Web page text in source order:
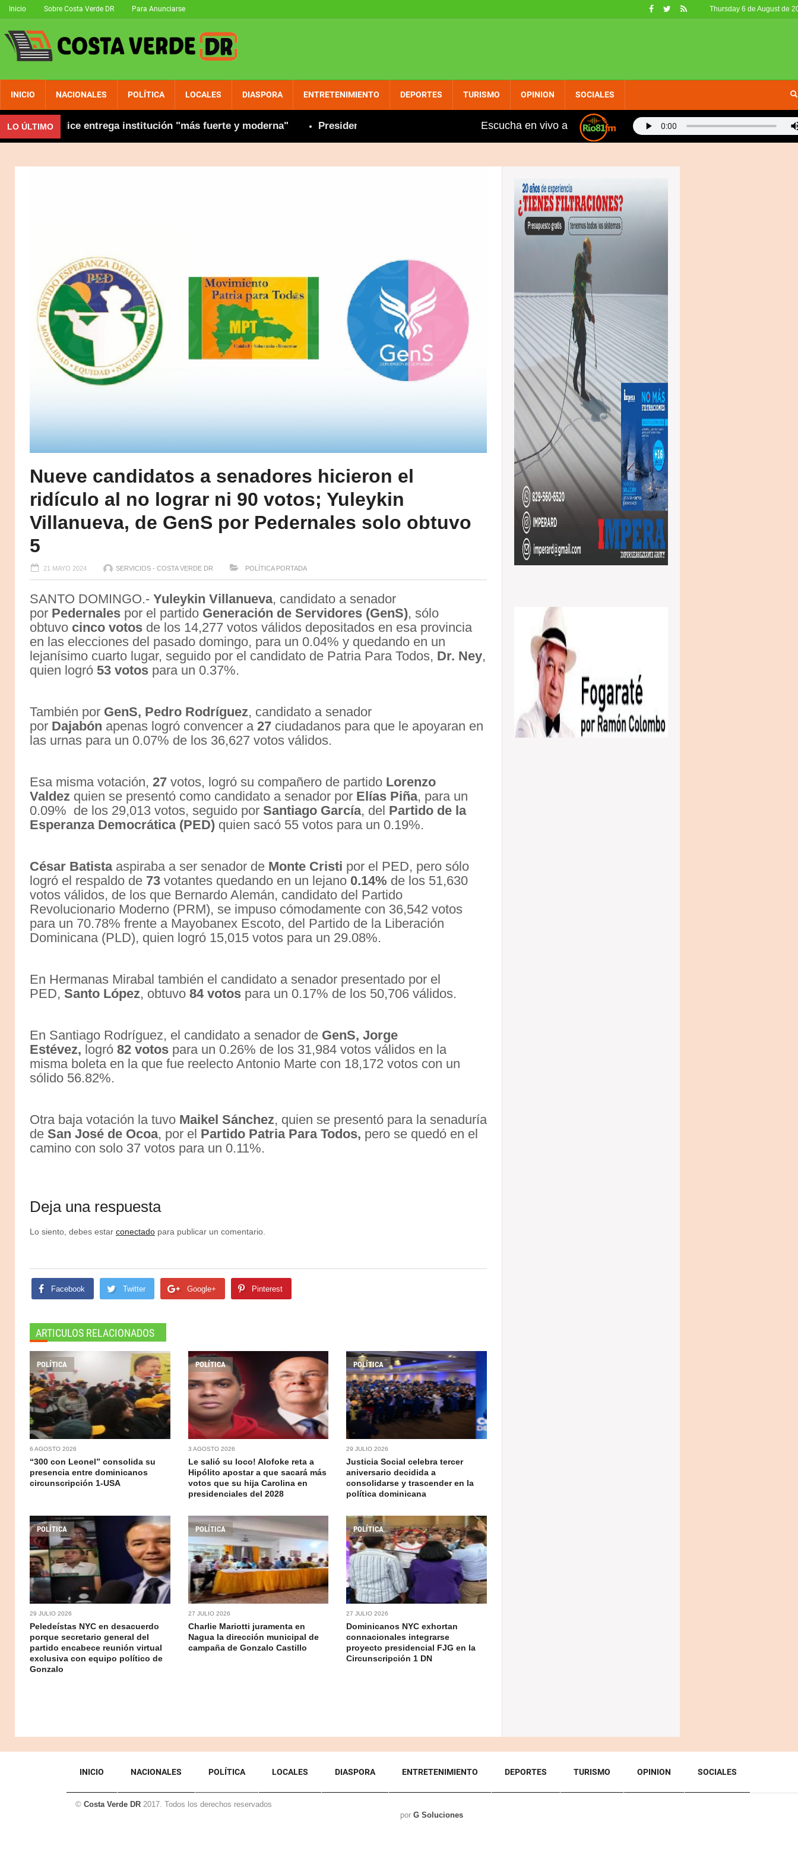
Thursday 6 de August de
Inicio Sobre Costa Verde DR Para Anunciarse
INICIO NACIONALES POLÍTICA LOCALES DIASPORA ENTRETENIMIENTO DEPORTES TURISMO OPINION SOCIALES
LO ÚLTIMOy dice entrega institución "más fuerte y moderna" Presidenta Hoteles y Restaurantes de María Trinidad Sánchez denuncia apagones están provocando
Escucha en vivo a
Nueve candidatos a senadores hicieron el
ridículo al no lograr ni 90 votos; Yuleykin
Villanueva, de GenS por Pedernales solo obtuvo
5
21 MAYO 2024 SERVICIOS - COSTA VERDE DR POLÍTICA PORTADA
SANTO DOMINGO.- Yuleykin Villanueva, candidato a senador
por Pedernales por el partido Generación de Servidores (GenS), sólo
obtuvo cinco votos de los 14,277 votos válidos depositados en esa provincia
en las elecciones del pasado domingo, para un 0.04% y quedando en un
lejanísimo cuarto lugar, seguido por el candidato de Patria Para Todos, Dr. Ney,
quien logró 53 votos para un 0.37%.
También por GenS, Pedro Rodríguez, candidato a senador
por Dajabón apenas logró convencer a 27 ciudadanos para que le apoyaran en
las urnas para un 0.07% de los 36,627 votos válidos.
Esa misma votación, 27 votos, logró su compañero de partido Lorenzo
Valdez quien se presentó como candidato a senador por Elías Piña, para un
0.09% de los 29,013 votos, seguido por Santiago García, del Partido de la
Esperanza Democrática (PED) quien sacó 55 votos para un 0.19%.
César Batistaaspiraba a ser senador de Monte Cristi por el PED, pero sólo
logró el respaldo de 73 votantes quedando en un lejano 0.14% de los 51,630
votos válidos, de los que Bernardo Alemán, candidato del Partido
Revolucionario Moderno (PRM), se impuso cómodamente con 36,542 votos
para un 70.78% frente a Mayobanex Escoto, del Partido de la Liberación
Dominicana (PLD), quien logró 15,015 votos para un 29.08%.
En Hermanas Mirabal también el candidato a senador presentado por el
PED, Santo López, obtuvo 84 votos para un 0.17% de los 50,706 válidos.
En Santiago Rodríguez, el candidato a senador de GenS, Jorge
Estévez, logró 82 votos para un 0.26% de los 31,984 votos válidos en la
misma boleta en la que fue reelecto Antonio Marte con 18,172 votos con un
sólido 56.82%.
Otra baja votación la tuvo Maikel Sánchez, quien se presentó para la senaduría
de San José de Ocoa, por el Partido Patria Para Todos, pero se quedó en el
camino con solo 37 votos para un 0.11%.
Deja una respuesta
Lo siento, debes estar conectado para publicar un comentario.
Facebook Twitter Google+ Pinterest
ARTICULOS RELACIONADOS
POLÍTICA
6 AGOSTO 2026
“300 con Leonel” consolida su
presencia entre dominicanos
circunscripción 1-USA
POLÍTICA
3 AGOSTO 2026
Le salió su loco! Alofoke reta a
Hipólito apostar a que sacará más
votos que su hija Carolina en
presidenciales del 2028
POLÍTICA
29 JULIO 2026
Justicia Social celebra tercer
aniversario decidida a
consolidarse y trascender en la
política dominicana
POLÍTICA
29 JULIO 2026
Peledeístas NYC en desacuerdo
porque secretario general del
partido encabece reunión virtual
exclusiva con equipo político de
Gonzalo
POLÍTICA
27 JULIO 2026
Charlie Mariotti juramenta en
Nagua la dirección municipal de
campaña de Gonzalo Castillo
POLÍTICA
27 JULIO 2026
Dominicanos NYC exhortan
connacionales integrarse
proyecto presidencial FJG en la
Circunscripción 1 DN
INICIO NACIONALES POLÍTICA LOCALES DIASPORA ENTRETENIMIENTO DEPORTES TURISMO OPINION SOCIALES
© Costa Verde DR 2017. Todos los derechos reservados
por G Soluciones